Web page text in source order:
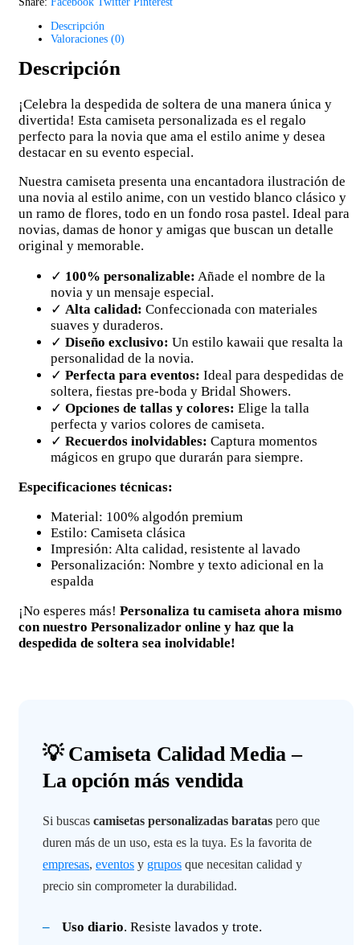
Descripción
Valoraciones (0)
Descripción
¡Celebra la despedida de soltera de una manera única y
divertida! Esta camiseta personalizada es el regalo
perfecto para la novia que ama el estilo anime y desea
destacar en su evento especial.
Nuestra camiseta presenta una encantadora ilustración de
una novia al estilo anime, con un vestido blanco clásico y
un ramo de flores, todo en un fondo rosa pastel. Ideal para
novias, damas de honor y amigas que buscan un detalle
original y memorable.
✓ 100% personalizable: Añade el nombre de la
novia y un mensaje especial.
✓ Alta calidad: Confeccionada con materiales
suaves y duraderos.
✓ Diseño exclusivo: Un estilo kawaii que resalta la
personalidad de la novia.
✓ Perfecta para eventos: Ideal para despedidas de
soltera, fiestas pre-boda y Bridal Showers.
✓ Opciones de tallas y colores: Elige la talla
perfecta y varios colores de camiseta.
✓ Recuerdos inolvidables: Captura momentos
mágicos en grupo que durarán para siempre.
Especificaciones técnicas:
Material: 100% algodón premium
Estilo: Camiseta clásica
Impresión: Alta calidad, resistente al lavado
Personalización: Nombre y texto adicional en la
espalda
¡No esperes más! Personaliza tu camiseta ahora mismo
con nuestro Personalizador online y haz que la
despedida de soltera sea inolvidable!
💡 Camiseta Calidad Media –
La opción más vendida
Si buscas camisetas personalizadas baratas pero que
duren más de un uso, esta es la tuya. Es la favorita de
empresas, eventos y grupos que necesitan calidad y
precio sin comprometer la durabilidad.
Uso diario. Resiste lavados y trote.